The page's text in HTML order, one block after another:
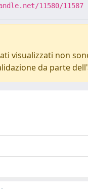
11580/11587
visualizzati non
da parte